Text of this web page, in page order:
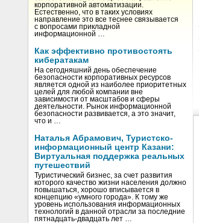
корпоративной автоматизации.
Естественно, что в таких условиях
направление это все теснее связывается
с вопросами прикладной
информационной …
Как эффективно противостоять
кибератакам
На сегодняшний день обеспечение
безопасности корпоративных ресурсов
является одной из наиболее приоритетных
целей для любой компании вне
зависимости от масштабов и сферы
деятельности. Рынок информационной
безопасности развивается, а это значит,
что и …
Наталья Абрамович, Туристско-
информационный центр Казани:
Виртуальная поддержка реальных
путешествий
Туристический бизнес, за счет развития
которого качество жизни населения должно
повышаться, хорошо вписывается в
концепцию «умного города». К тому же
уровень использования информационных
технологий в данной отрасли за последние
пятнадцать-двадцать лет …